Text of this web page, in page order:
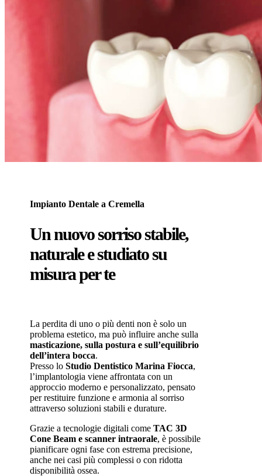
Impianto Dentale a Cremella
Un nuovo sorriso stabile,
naturale e studiato su
misura per te
La perdita di uno o più denti non è solo un
problema estetico, ma può influire anche sulla
masticazione, sulla postura e sull’equilibrio
dell’intera bocca.
Presso loStudio Dentistico Marina Fiocca,
l’implantologia viene affrontata con un
approccio moderno e personalizzato, pensato
per restituire funzione e armonia al sorriso
attraverso soluzioni stabili e durature.
Grazie a tecnologie digitali comeTAC 3D
Cone Beam e scanner intraorale, è possibile
pianificare ogni fase con estrema precisione,
anche nei casi più complessi o con ridotta
disponibilità ossea.